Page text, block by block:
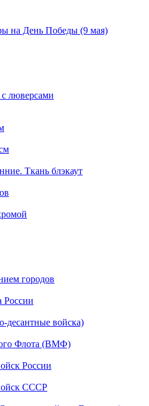
на День Победы (9 мая)
люверсами
Ткань блэкаут
городов
войска)
Флота (ВМФ)
России
СССР